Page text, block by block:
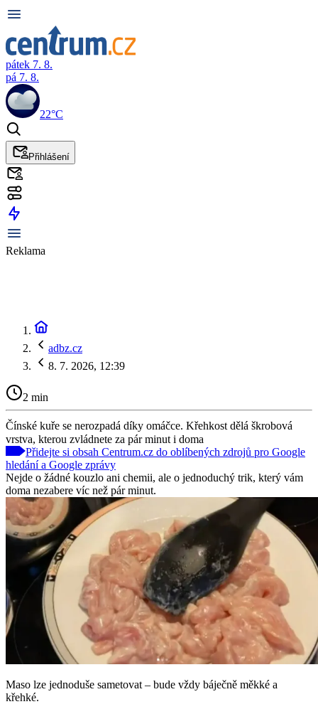
pátek 7. 8.
pá 7. 8.
22°C
Přihlášení
Reklama
adbz.cz
8. 7. 2026, 12:39
2 min
Čínské kuře se nerozpadá díky omáčce. Křehkost dělá škrobová
vrstva, kterou zvládnete za pár minut i doma
Přidejte si obsah Centrum.cz do oblíbených zdrojů pro Google
hledání a Google zprávy
Nejde o žádné kouzlo ani chemii, ale o jednoduchý trik, který vám
doma nezabere víc než pár minut.
Maso lze jednoduše sametovat – bude vždy báječně měkké a
křehké.